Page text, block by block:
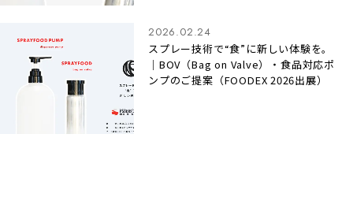
2026.02.24
スプレー技術で“食”に新しい体験を。
｜BOV（Bag on Valve）・食品対応ポ
ンプのご提案（FOODEX 2026出展）